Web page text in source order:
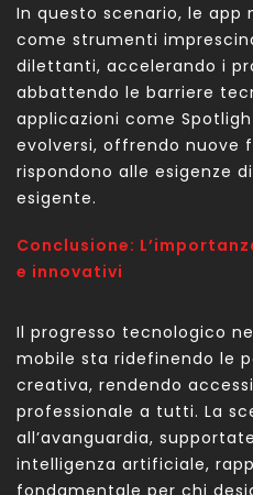
In questo scenario, le app
come strumenti
dilettanti, accelerando i
abbattendo le barriere
applicazioni come
evolversi, offrendo nuove
rispondono alle esigenze
esigente.
Conclusione:
e innovativi
Il progresso tecnologico
mobile sta ridefinendo le
creativa, rendendo
professionale a tutti. La
all’avanguardia,
intelligenza artificiale,
fondamentale per chi